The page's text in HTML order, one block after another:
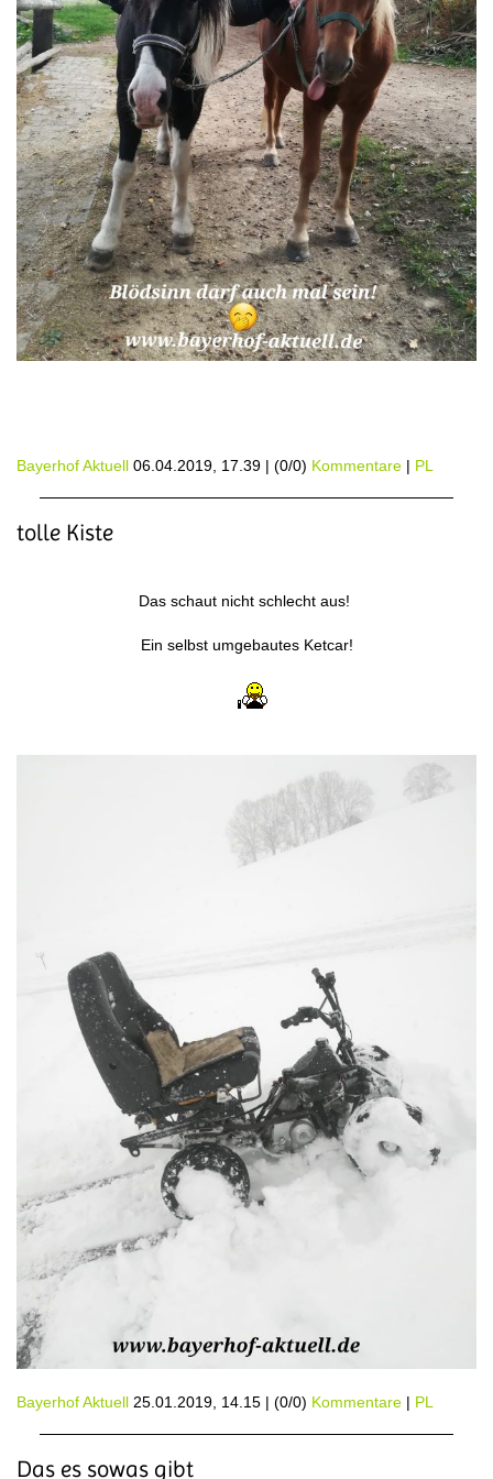
Bayerhof Aktuell 06.04.2019, 17.39 | (0/0) Kommentare | PL
tolle Kiste
Das schaut nicht schlecht aus!
Ein selbst umgebautes Ketcar!
Bayerhof Aktuell 25.01.2019, 14.15 | (0/0) Kommentare | PL
Das es sowas gibt